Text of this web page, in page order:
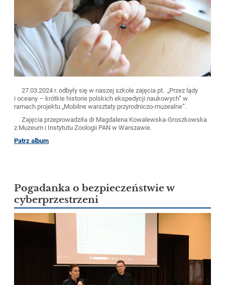
27.03.2024 r. odbyły się w naszej szkole zajęcia pt. „Przez lądy
i oceany – krótkie historie polskich ekspedycji naukowych” w
ramach projektu „Mobilne warsztaty przyrodniczo-muzealne”.
Zajęcia przeprowadziła dr Magdalena Kowalewska-Groszkowska
z Muzeum i Instytutu Zoologii PAN w Warszawie.
Patrz album
Pogadanka o bezpieczeństwie w
cyberprzestrzeni